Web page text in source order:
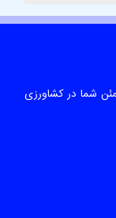
شما در کشاورزی